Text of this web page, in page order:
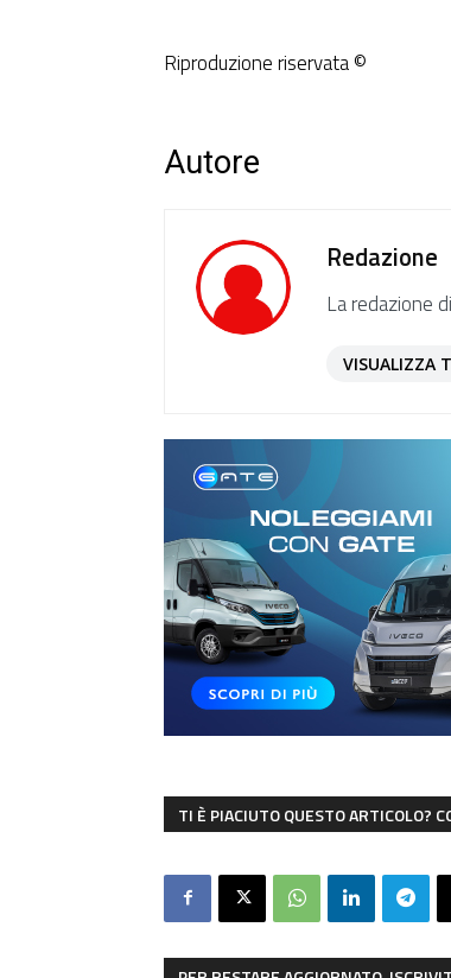
Riproduzione riservata ©
Autore
Redazione
La redazione
VISUALIZZA
TI È PIACIUTO QUESTO ARTICOLO?